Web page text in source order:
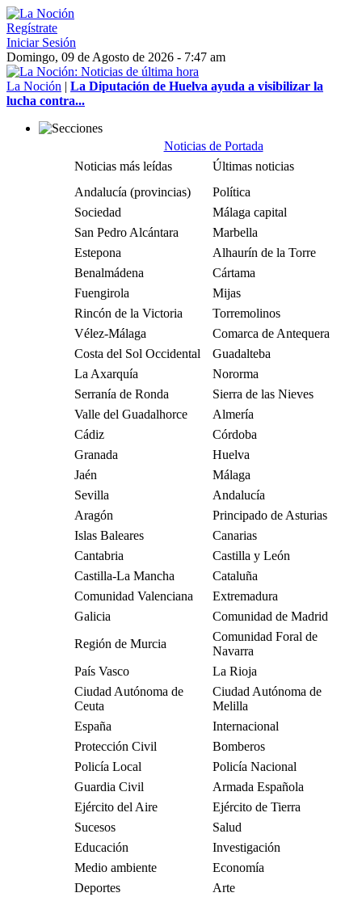
Regístrate
Iniciar Sesión
Domingo, 09 de Agosto de 2026 - 7:47 am
La Noción | La Diputación de Huelva ayuda a visibilizar la
lucha contra...
Noticias de Portada
Noticias más leídas
Últimas noticias
Andalucía (provincias)
Política
Sociedad
Málaga capital
San Pedro Alcántara
Marbella
Estepona
Alhaurín de la Torre
Benalmádena
Cártama
Fuengirola
Mijas
Rincón de la Victoria
Torremolinos
Vélez-Málaga
Comarca de Antequera
Costa del Sol Occidental
Guadalteba
La Axarquía
Nororma
Serranía de Ronda
Sierra de las Nieves
Valle del Guadalhorce
Almería
Cádiz
Córdoba
Granada
Huelva
Jaén
Málaga
Sevilla
Andalucía
Aragón
Principado de Asturias
Islas Baleares
Canarias
Cantabria
Castilla y León
Castilla-La Mancha
Cataluña
Comunidad Valenciana
Extremadura
Galicia
Comunidad de Madrid
Región de Murcia
Comunidad Foral de
Navarra
País Vasco
La Rioja
Ciudad Autónoma de
Ceuta
Ciudad Autónoma de
Melilla
España
Internacional
Protección Civil
Bomberos
Policía Local
Policía Nacional
Guardia Civil
Armada Española
Ejército del Aire
Ejército de Tierra
Sucesos
Salud
Educación
Investigación
Medio ambiente
Economía
Deportes
Arte